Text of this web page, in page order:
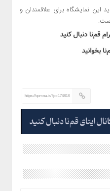
این نمایشگاه برای علاقمندان و
https://qomna.ir/?p=174818